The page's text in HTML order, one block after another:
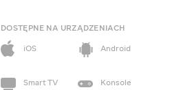
DOSTĘPNE NA URZĄDZENIACH
iOS
Android
Smart TV Konsole